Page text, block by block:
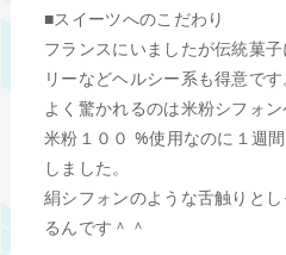
■スイーツへのこだわり
フランスにいましたが伝統菓
リーなどヘルシー系も得意です
よく驚かれるのは米粉シフォン
米粉１００ %使用なのに１週
しました。
絹シフォンのような舌触りと
るんです＾＾